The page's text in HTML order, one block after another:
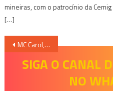
mineiras, com o patrocínio da
[…]
Navegação
MC Carol, Spark e Budah comandam edição da Decade Tour em Belo Horizonte
SIGA O CANAL
NO